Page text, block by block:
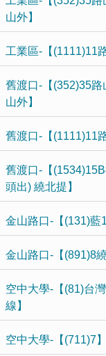
山外】
工業區-【(1111)11
舊渡口-【(352)35路
山外】
舊渡口-【(1111)11
舊渡口-【
頭出) 繞北提】
金山路口-【(131)藍
金山路口-【(891)8
空中大學-【(81)台
線】
空中大學-【(711)7】